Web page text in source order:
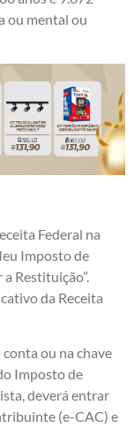
ou mental ou
Federal na
Imposto de
Restituição”.
da Receita
ou na chave
Imposto de
deverá entrar
(e-CAC) e